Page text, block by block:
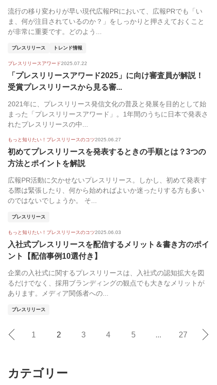
流行の移り変わりが早い現代広報PRにおいて、広報PRでも「い
ま、何が注目されているのか？」をしっかりと押さえておくこと
が非常に重要です。どのよう...
プレスリリース トレンド情報
プレスリリースアワード2025.07.22
「プレスリリースアワード2025」に向け審査員が解説！
受賞プレスリリースから見る審...
2021年に、プレスリリース発信文化の普及と発展を目的として始
まった「プレスリリースアワード」。1年間のうちに日本で発表さ
れたプレスリリースの中...
もっと知りたい！プレスリリースのコツ2025.06.27
初めてプレスリリースを発表するときの手順とは？3つの
方法とポイントを解説
広報PR活動に欠かせないプレスリリース。しかし、初めて発表す
る際は緊張したり、何から始めればよいか迷ったりする方も多い
のではないでしょうか。 そ...
プレスリリース
もっと知りたい！プレスリリースのコツ2025.06.03
入社式プレスリリースを配信するメリット＆書き方のポイ
ント【配信事例10選付き】
企業の入社式に関するプレスリリースは、入社式の認知拡大を図
るだけでなく、採用ブランディングの観点でも大きなメリットが
あります。メディア関係者への...
プレスリリース
1 2 3 4 5 ... 27
カテゴリー